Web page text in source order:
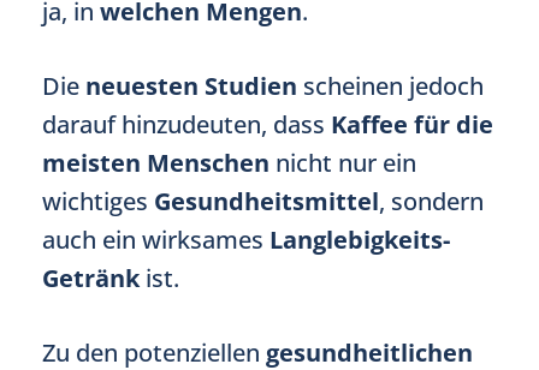
ja, in welchen Mengen.
Die neuesten Studien scheinen jedoch
darauf hinzudeuten, dass Kaffee für die
meisten Menschen nicht nur ein
wichtiges Gesundheitsmittel, sondern
auch ein wirksames Langlebigkeits-
Getränkist.
Zu den potenziellen gesundheitlichen